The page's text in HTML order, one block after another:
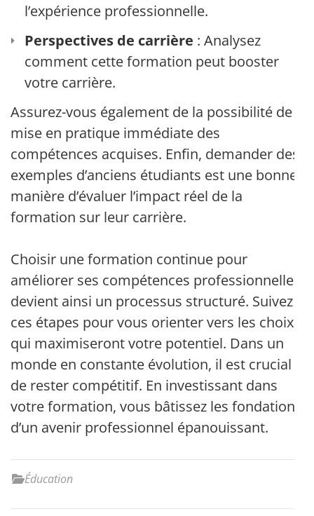
l’expérience professionnelle.
Perspectives de carrière : Analysez
comment cette formation peut booster
votre carrière.
Assurez-vous également de la possibilité de
mise en pratique immédiate des
compétences acquises. Enfin, demander des
exemples d’anciens étudiants est une bonne
manière d’évaluer l’impact réel de la
formation sur leur carrière.
Choisir une formation continue pour
améliorer ses compétences professionnelles
devient ainsi un processus structuré. Suivez
ces étapes pour vous orienter vers les choix
qui maximiseront votre potentiel. Dans un
monde en constante évolution, il est crucial
de rester compétitif. En investissant dans
votre formation, vous bâtissez les fondations
d’un avenir professionnel épanouissant.
Éducation